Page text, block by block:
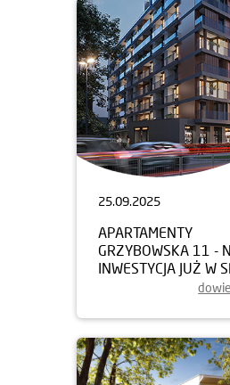
25.09.2025
APARTAMENTY
GRZYBOWSKA 11 -
INWESTYCJA JUŻ W